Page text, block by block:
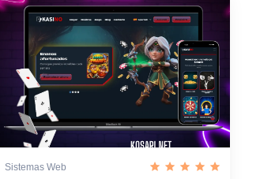
Sistemas Web